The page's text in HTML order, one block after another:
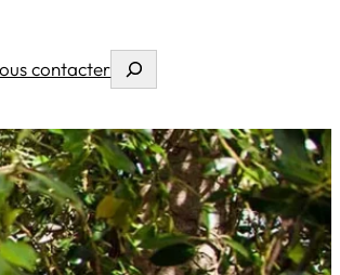
contacterRechercher